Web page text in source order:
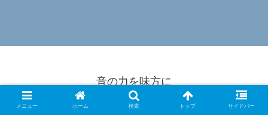
音の力を味方に
© 2021 音の力を味方に.
メニュー ホーム 検索 トップ サイドバー